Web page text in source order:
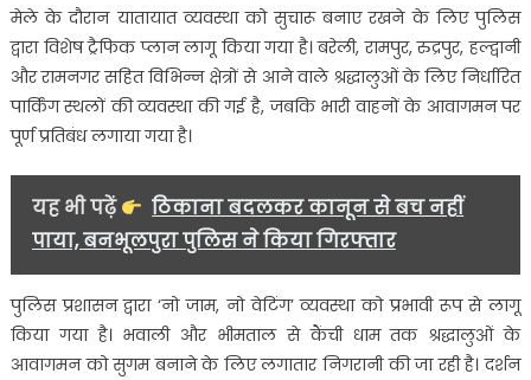
ने
किए
दर्शन
मेले के दौरान यातायात व्यवस्था को सुचारू बनाए रखने के लिए पुलिस
द्वारा विशेष ट्रैफिक प्लान लागू किया गया है। बरेली, रामपुर, रुद्रपुर, हल्द्वानी
और रामनगर सहित विभिन्न क्षेत्रों से आने वाले श्रद्धालुओं के लिए निर्धारित
पार्किंग स्थलों की व्यवस्था की गई है, जबकि भारी वाहनों के आवागमन पर
पूर्ण प्रतिबंध लगाया गया है।
यह भी पढ़ें
ठिकाना बदलकर कानून से बच नहीं
पाया, बनभूलपुरा पुलिस ने किया गिरफ्तार
पुलिस प्रशासन द्वारा ‘नो जाम, नो वेटिंग’ व्यवस्था को प्रभावी रूप से लागू
किया गया है। भवाली और भीमताल से कैंची धाम तक श्रद्धालुओं के
आवागमन को सुगम बनाने के लिए लगातार निगरानी की जा रही है। दर्शन